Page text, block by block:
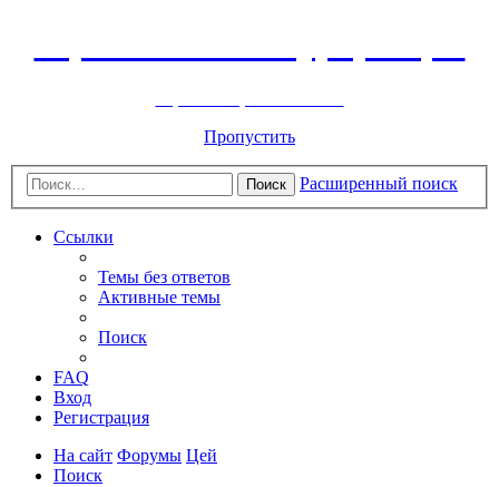
Пропустить
Поиск Расширенный поиск
Ссылки
Темы без ответов
Активные темы
Поиск
FAQ
Вход
Регистрация
На сайт Форумы Цей
Поиск